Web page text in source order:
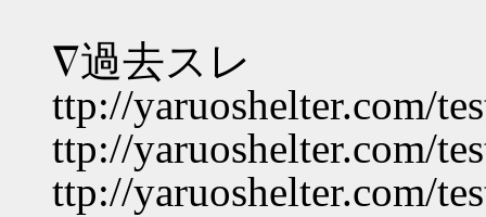
∇過去スレ
ttp://yaruoshelter.com/
ttp://yaruoshelter.com/
ttp://yaruoshelter.com/